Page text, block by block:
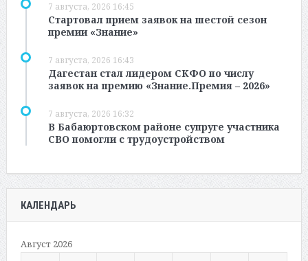
7 августа, 2026 16:45
Стартовал прием заявок на шестой сезон
премии «Знание»
7 августа, 2026 16:43
Дагестан стал лидером СКФО по числу
заявок на премию «Знание.Премия – 2026»
7 августа, 2026 16:32
В Бабаюртовском районе супруге участника
СВО помогли с трудоустройством
КАЛЕНДАРЬ
Август 2026